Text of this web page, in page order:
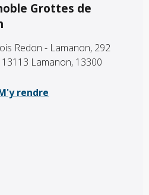
Grottes de
Redon - Lamanon, 292
Lamanon, 13300
rendre